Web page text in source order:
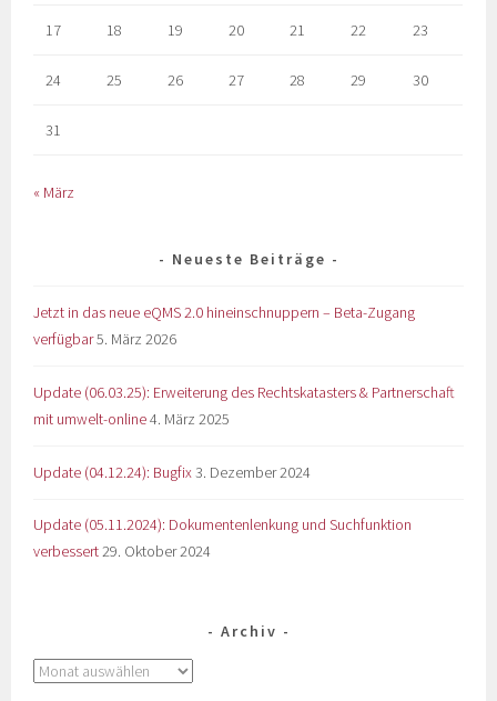
17 18 19 20 21 22 23
24 25 26 27 28 29 30
31
« März
Neueste Beiträge
Jetzt in das neue eQMS 2.0 hineinschnuppern – Beta-Zugang
verfügbar5. März 2026
Update (06.03.25): Erweiterung des Rechtskatasters & Partnerschaft
mit umwelt-online4. März 2025
Update (04.12.24): Bugfix 3. Dezember 2024
Update (05.11.2024): Dokumentenlenkung und Suchfunktion
verbessert29. Oktober 2024
Archiv